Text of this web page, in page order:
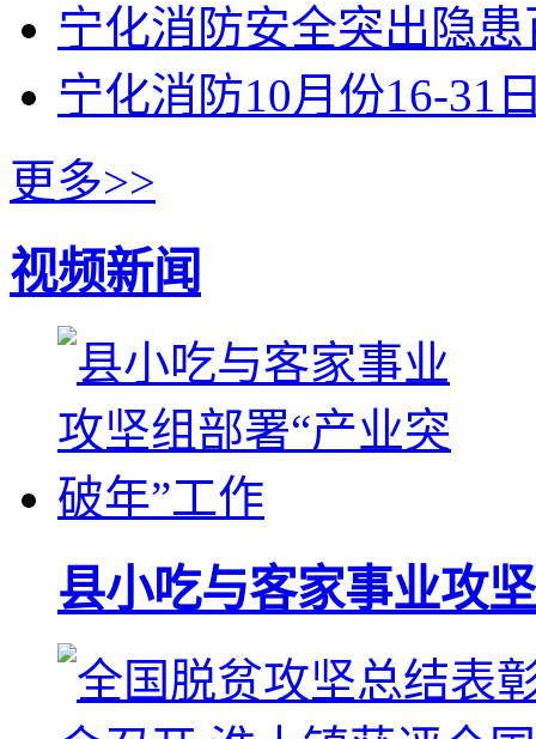
宁化消防安全突出隐
宁化消防10月份16-31
更多>>
视频新闻
县小吃与客家事业攻